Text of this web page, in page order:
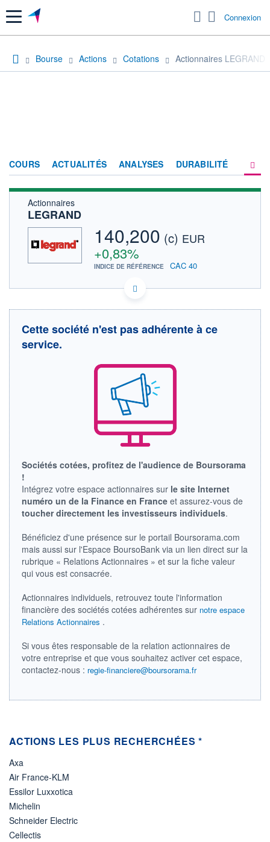
Menu Connexion
Bourse Actions Cotations Actionnaires LEGRAND
COURS ACTUALITÉS ANALYSES DURABILITÉ
PRODUITS DE BOURSE
FORUM
HISTORIQUE
ACTIONNAIRES
Actionnaires
LEGRAND
140,200 (c) EUR
+0,83%
INDICE DE RÉFÉRENCE CAC 40
EURONEXT PARIS DONNÉES TEMPS RÉEL
Politique d'exécution
CAC 40
138,700 139,050
+ HAUT
141,000
+ BAS
138,250
400 656 0,15%
VALORISATION
36 767 MEUR
DERNIER ÉCHANGE
07.08.26 / 17:35:25
129,000 151,400
RENDEMENT
ESTIMÉ 2026
DERNIER
DIVIDENDE
2,38 EUR (29/05/26)
DATE
DIVIDENDE
PROCHAIN
SRD
PEA
RISQUE ESG
Cette société n'est pas adhérente à ce
service.
Sociétés cotées, profitez de l'audience de Boursorama
!
Intégrez votre espace actionnaires sur le site Internet
numéro un de la Finance en France et assurez-vous de
toucher directement les investisseurs individuels.
Bénéficiez d'une présence sur le portail Boursorama.com
mais aussi sur l'Espace BoursoBank via un lien direct sur la
rubrique « Relations Actionnaires » et sur la fiche valeur
qui vous est consacrée.
Actionnaires individuels, retrouvez toute l'information
financière des sociétés cotées adhérentes sur notre espace
Relations Actionnaires .
Si vous êtes responsable de la relation actionnaires de
votre entreprise et que vous souhaitez activer cet espace,
contactez-nous : regie-financiere@boursorama.fr
ACTIONS LES PLUS RECHERCHÉES *
Axa
Air France-KLM
Essilor Luxxotica
Michelin
Schneider Electric
Cellectis